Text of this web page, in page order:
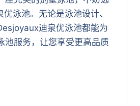
泳池。无论是泳池设计、
迪泉优泳池都能为
池服务，让您享受更高品质